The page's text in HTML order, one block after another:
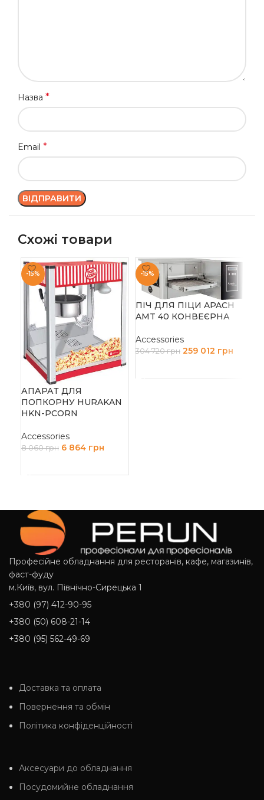
Назва *
Email *
Схожі товари
-15%
АПАРАТ ДЛЯ
ПОПКОРНУ HURAKAN
HKN-PCORN
Accessories
8 060грн 6 864 грн
-15%
ПІЧ ДЛЯ ПІЦИ APACH
AMT 40 КОНВЕЄРНА
Accessories
304 720грн 259 012 грн
Професійне обладнання для ресторанів, кафе, магазинів,
фаст-фуду
м.Київ, вул. Північно-Сирецька 1
+380 (97) 412-90-95
+380 (50) 608-21-14
+380 (95) 562-49-69
Доставка та оплата
Повернення та обмін
Політика конфіденційності
Аксесуари до обладнання
Посудомийне обладнання